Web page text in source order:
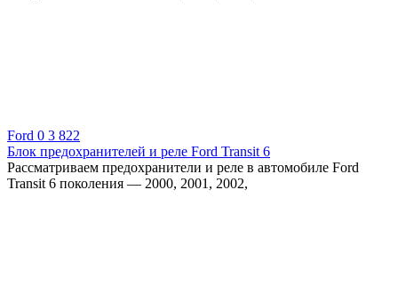
Ford 0 3 822
Блок предохранителей и реле Ford Transit 6
Рассматриваем предохранители и реле в автомобиле Ford
Transit 6 поколения — 2000, 2001, 2002,